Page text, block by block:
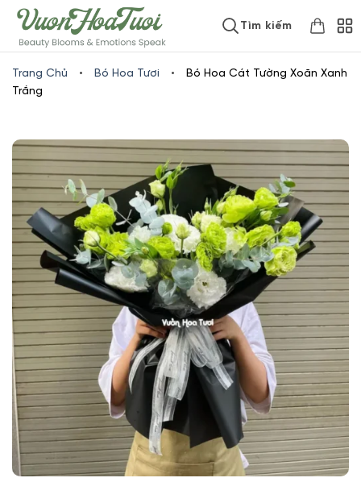
www.vuonhoatuoi.vnSkip
to
content
Tìm kiếm
Trang Chủ • Bó Hoa Tươi •
Bó Hoa Cát Tường Xoăn Xanh
Trắng